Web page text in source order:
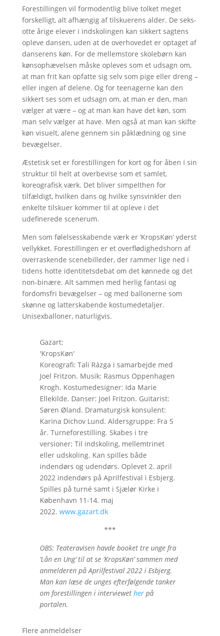
Forestillingen vil formodentlig blive tolket meget
forskelligt, alt afhængig af tilskuerens alder. De seks-
otte årige elever i indskolingen kan sikkert sagtens
opleve dansen, uden at de overhovedet er optaget af
danserens køn. For de mellemstore skolebørn kan
kønsophævelsen måske opleves som et udsagn om,
at man frit kan opfatte sig selv som pige eller dreng –
eller ingen af delene. Og for teenagerne kan den
sikkert ses som et udsagn om, at man er den, man
vælger at være – og at man kan have det køn, som
man selv vælger at have. Men også at man kan skifte
køn visuelt, alene gennem sin påklædning og sine
bevægelser.
Æstetisk set er forestillingen for kort og for åben i sin
struktur til helt at overbevise som et samlet,
koreografisk værk. Det bliver simpelthen for
tilfældigt, hvilken dans og hvilke synsvinkler den
enkelte tilskuer kommer til at opleve i det
udefinerede scenerum.
Men som følelsesskabende værk er ’KropsKøn’ yderst
vellykket. Forestillingen er et overflødighedshorn af
overraskende scenebilleder, der rammer lige ned i
tidens hotte identitetsdebat om det kønnede og det
non-binære. Alt sammen med herlig fantasi og
fordomsfri bevægelser – og med ballonerne som
skønne og latterskabende kostumedetaljer.
Unisexballoner, naturligvis.
Gazart:
'KropsKøn'
Koreografi: Tali Rázga i samarbejde med
Joel Fritzon. Musik: Rasmus Oppenhagen
Krogh. Kostumedesigner: Ida Marie
Ellekilde. Danser: Joel Fritzon. Guitarist:
Søren Øland. Dramaturgisk konsulent:
Karina Dichov Lund. Aldersgruppe: Fra 5
år. Turneforestilling. Skabes i tre
versioner: Til indskoling, mellemtrinet
eller udskoling. Kan spilles både
indendørs og udendørs. Oplevet 2. april
2022 indendørs på Aprilfestival i Esbjerg.
Spilles på turné samt i Sjælør Kirke i
København 11-14. maj
2022. www.gazart.dk
***
OBS: Teateravisen havde booket tre unge fra
’Lån en Ung’ til at se ’KropsKøn’ sammen med
anmelderen på Aprilfestival 2022 i Esbjerg.
Man kan læse de unges efterfølgende tanker
om forestillingen i interviewet her på
portalen.
Flere anmeldelser